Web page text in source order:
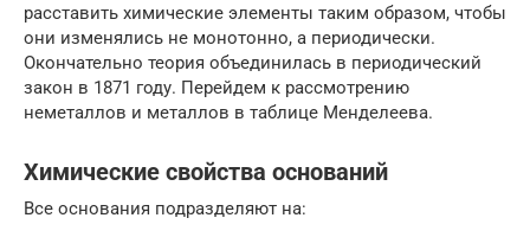
расставить химические элементы таким образом, чтобы
они изменялись не монотонно, а периодически.
Окончательно теория объединилась в периодический
закон в 1871 году. Перейдем к рассмотрению
неметаллов и металлов в таблице Менделеева.
Химические свойства оснований
Все основания подразделяют на: